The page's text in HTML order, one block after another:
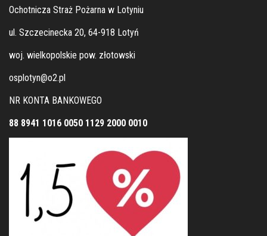
Ochotnicza Straż Pożarna w Lotyniu
ul. Szczecinecka 20, 64-918 Lotyń
woj. wielkopolskie pow. złotowski
osplotyn@o2.pl
NR KONTA BANKOWEGO
88 8941 1016 0050 1129 2000 0010